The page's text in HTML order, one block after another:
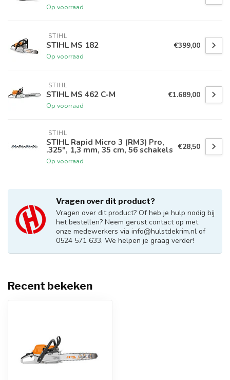
Op voorraad
STIHL
STIHL MS 182
Op voorraad
€399,00
STIHL
STIHL MS 462 C-M
Op voorraad
€1.689,00
STIHL
STIHL Rapid Micro 3 (RM3) Pro,
.325", 1,3 mm, 35 cm, 56 schakels
Op voorraad
€28,50
Vragen over dit product?
Vragen over dit product? Of heb je hulp nodig bij
het bestellen? Neem gerust contact op met
onze medewerkers via info@hulstdekrim.nl of
0524 571 633. We helpen je graag verder!
Recent bekeken